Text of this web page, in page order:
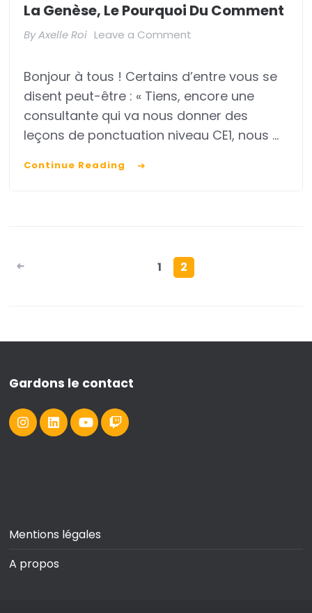
La Genèse, Le Pourquoi Du Comment
ByAxelle Roi Leave a Comment
genèse,
le
pourquoi
Bonjour à tous ! Certains d’entre vous se
disent peut-être : « Tiens, encore une
consultante qui va nous donner des
leçons de ponctuation niveau CE1, nous …
Continue Reading
Pagination des
1 2
Gardons le contact
Mentions légales
A propos